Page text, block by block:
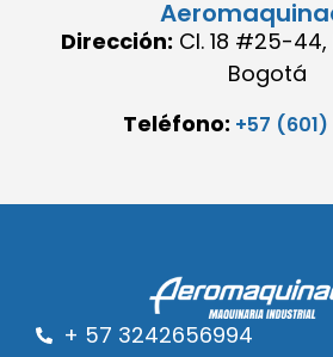
Dirección: Cl. 18 #25-
Bogotá
Teléfono: +57 (601)
+ 57 3242656994